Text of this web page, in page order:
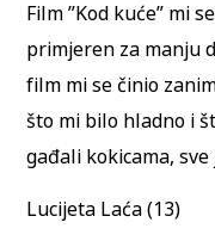
Film ”Kod kuće” mi
primjeren za manju
film mi se činio
što mi bilo hladno i
gađali kokicama,
Lucijeta Laća (13)